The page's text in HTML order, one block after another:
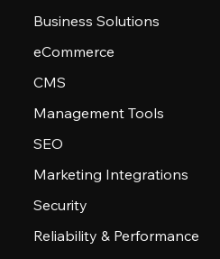
Business Solutions
eCommerce
CMS
Management Tools
SEO
Marketing Integrations
Security
Reliability & Performance